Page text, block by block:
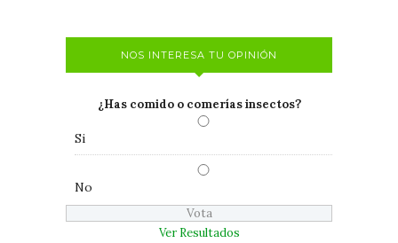
NOS INTERESA TU OPINIÓN
¿Has comido o comerías insectos?
Si
No
Ver Resultados